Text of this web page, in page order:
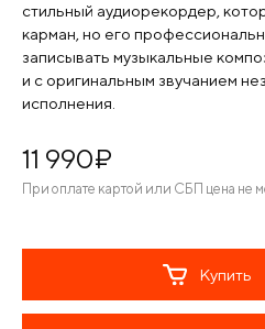
стильный аудиорекордер,
карман, но его
записывать музыкальные
и с оригинальным звучанием
исполнения.
11 990¤
При оплате картой или СБП цена не
Купить